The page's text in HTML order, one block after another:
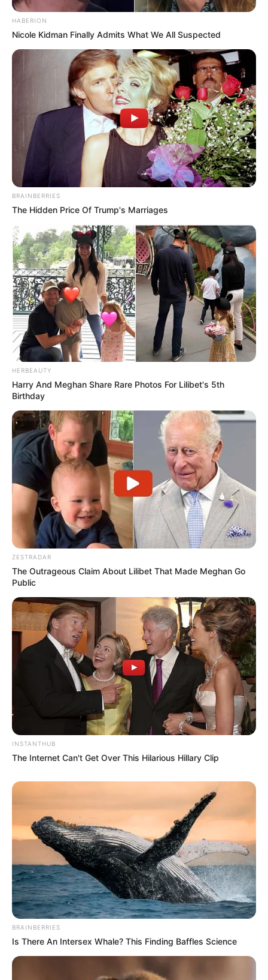
Lembrancinha.net
Lembrancinha.net
Festas
HABERION
Nicole Kidman Finally Admits What We All Suspected
BRAINBERRIES
The Hidden Price Of Trump's Marriages
HERBEAUTY
Harry And Meghan Share Rare Photos For Lilibet's 5th
Birthday
ZESTRADAR
The Outrageous Claim About Lilibet That Made Meghan Go
Public
INSTANTHUB
The Internet Can't Get Over This Hilarious Hillary Clip
BRAINBERRIES
Is There An Intersex Whale? This Finding Baffles Science